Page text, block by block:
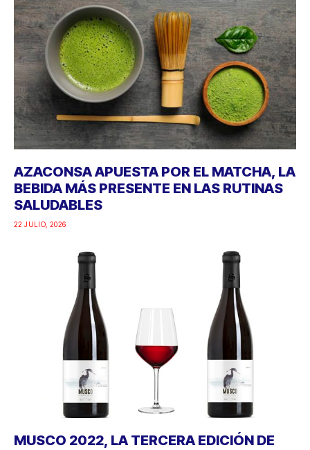
AZACONSA APUESTA POR EL MATCHA, LA
BEBIDA MÁS PRESENTE EN LAS RUTINAS
SALUDABLES
22 JULIO, 2026
MUSCO 2022, LA TERCERA EDICIÓN DE